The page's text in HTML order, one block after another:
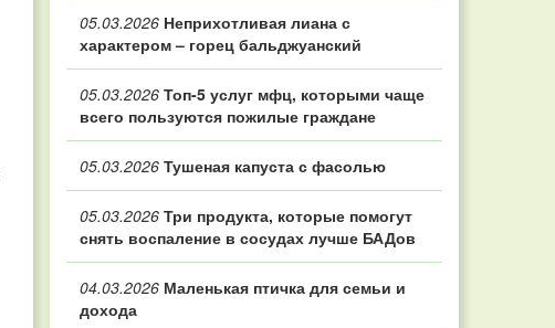
05.03.2026 Неприхотливая лиана с
характером – горец бальджуанский
05.03.2026 Топ‑5 услуг мфц, которыми чаще
всего пользуются пожилые граждане
05.03.2026 Тушеная капуста с фасолью
05.03.2026 Три продукта, которые помогут
снять воспаление в сосудах лучше БАДов
04.03.2026 Маленькая птичка для семьи и
дохода